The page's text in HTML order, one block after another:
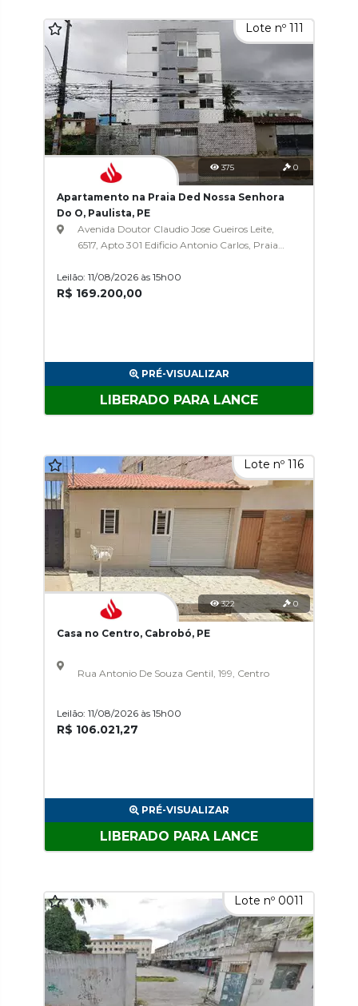
Lote nº 111
375 0
Apartamento na Praia Ded Nossa Senhora
Do O, Paulista, PE
Avenida Doutor Claudio Jose Gueiros Leite,
6517, Apto 301 Edificio Antonio Carlos, Praia
Leilão: 11/08/2026 às 15h00
R$ 169.200,00
PRÉ-VISUALIZAR
LIBERADO PARA LANCE
Lote nº 116
322 0
Casa no Centro, Cabrobó, PE
Rua Antonio De Souza Gentil, 199, Centro
Leilão: 11/08/2026 às 15h00
R$ 106.021,27
PRÉ-VISUALIZAR
LIBERADO PARA LANCE
Lote nº 0011